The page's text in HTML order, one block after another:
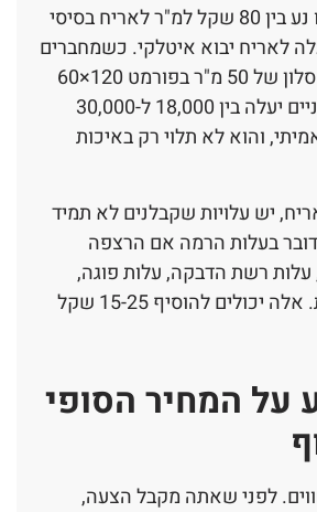
מחיר האריח עצמו נע בין 80 שקל למ"ר לאריח בסיסי
ומעלה לאריח יבוא איטלקי. כשמחברים
חומר ועבודה יחד, סלון של 50 מ"ר בפורמט 120×60
עם אריח ברמת ביניים יעלה בין 18,000 ל-30,000
והוא לא תלוי רק באיכות
יש עלויות שקבלנים לא תמיד
בעלות הרמה אם הרצפה
רשת הדבקה, עלות פוגה,
ועלות פינוי פסולת. אלה יכולים להוסיף 15-25 שקל
על המחיר הסופי
מ"ר שווים. לפני שאתה מקבל הצעה,